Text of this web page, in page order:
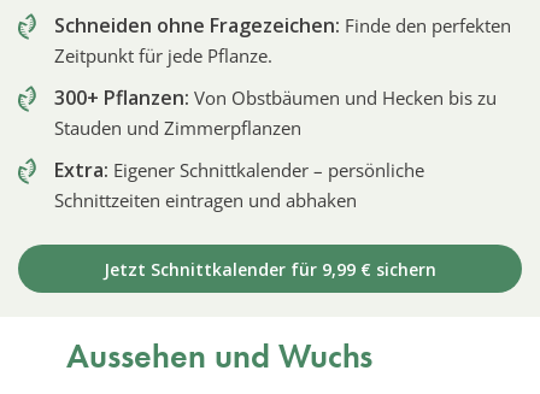
Schneiden ohne Fragezeichen: Finde den perfekten
Zeitpunkt für jede Pflanze.
300+ Pflanzen: Von Obstbäumen und Hecken bis zu
Stauden und Zimmerpflanzen
Extra: Eigener Schnittkalender – persönliche
Schnittzeiten eintragen und abhaken
Jetzt Schnittkalender für 9,99 € sichern
Aussehen und Wuchs